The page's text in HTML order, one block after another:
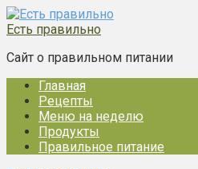
Перейти
к
Есть правильно
Сайт о правильном питании
Главная
Рецепты
Меню на неделю
Продукты
Правильное питание